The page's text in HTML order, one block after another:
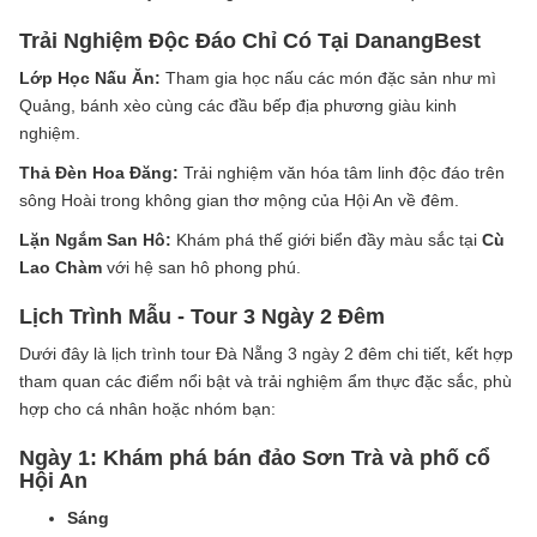
Trải Nghiệm Độc Đáo Chỉ Có Tại DanangBest
Lớp Học Nấu Ăn: Tham gia học nấu các món đặc sản như mì
Quảng, bánh xèo cùng các đầu bếp địa phương giàu kinh
nghiệm.
Thả Đèn Hoa Đăng: Trải nghiệm văn hóa tâm linh độc đáo trên
sông Hoài trong không gian thơ mộng của Hội An về đêm.
Lặn Ngắm San Hô: Khám phá thế giới biển đầy màu sắc tạiCù
Lao Chàm với hệ san hô phong phú.
Lịch Trình Mẫu - Tour 3 Ngày 2 Đêm
Dưới đây là lịch trình tour Đà Nẵng 3 ngày 2 đêm chi tiết, kết hợp
tham quan các điểm nổi bật và trải nghiệm ẩm thực đặc sắc, phù
hợp cho cá nhân hoặc nhóm bạn:
Ngày 1: Khám phá bán đảo Sơn Trà và phố cổ
Hội An
Sáng